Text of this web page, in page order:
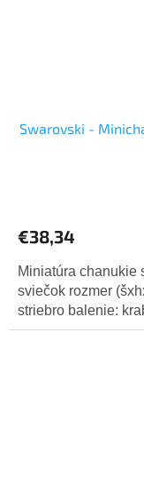
Swarovski -
€38,34
Miniatúra chanukie
sviečok rozmer
striebro balenie: